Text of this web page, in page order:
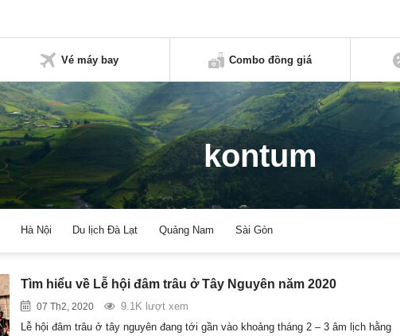
Vé máy bay Combo đồng giá
kontum
Hà Nội Du lịch Đà Lạt Quảng Nam Sài Gòn
Tìm hiểu về Lễ hội đâm trâu ở Tây Nguyên năm 2020
07 Th2, 2020
9.1K lượt xem
Lễ hội đâm trâu ở tây nguyên đang tới gần vào khoảng tháng 2 – 3 âm lịch hằng